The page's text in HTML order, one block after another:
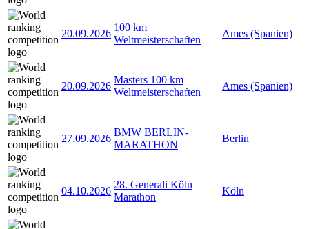
20.09.2026
100 km
Weltmeisterschaften
Ames (Spanien)
20.09.2026
Masters 100 km
Weltmeisterschaften
Ames (Spanien)
27.09.2026
BMW BERLIN-
MARATHON
Berlin
04.10.2026
28. Generali Köln
Marathon
Köln